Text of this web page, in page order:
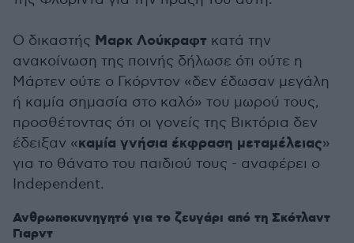
Ο δικαστής Μαρκ Λούκραφτ κατά την
ανακοίνωση της ποινής δήλωσε ότι ούτε η
Μάρτεν ούτε ο Γκόρντον «δεν έδωσαν μεγάλη
ή καμία σημασία στο καλό» του μωρού τους,
προσθέτοντας ότι οι γονείς της Βικτόρια δεν
έδειξαν «καμία γνήσια έκφραση μεταμέλειας»
για το θάνατο του παιδιού τους - αναφέρει ο
Independent.
Ανθρωποκυνηγητό για το ζευγάρι από τη Σκότλαντ
Γιαρντ